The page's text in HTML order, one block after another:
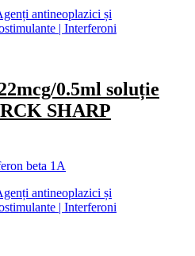
antineoplazici și
| Interferoni
0.5ml soluție
SHARP
beta 1A
antineoplazici și
| Interferoni